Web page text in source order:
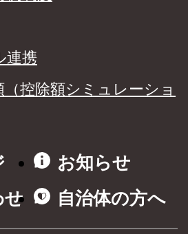
連携
控除額シミュレーショ
お知らせ
せ
自治体の方へ